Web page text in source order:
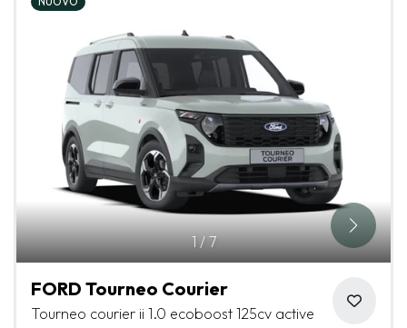
1/7
FORD Tourneo Courier
Tourneo courier ii 1.0 ecoboost 125cv active